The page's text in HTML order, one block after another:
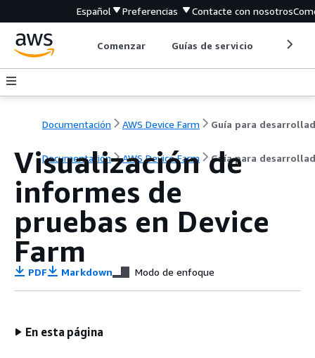
Español Preferencias Contacte con nosotros
Comenzar Guías de servicio
Documentación AWS Device Farm
Documentación AWS Device Farm Guía para
Visualización de
informes de
pruebas en Device
Farm
PDF Markdown Modo de enfoque
En esta página